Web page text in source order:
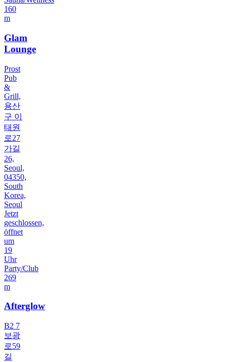
160
m
Glam
Lounge
Prost
Pub
&
Grill,
용산
구 이
태원
로27
가길
26,
Seoul,
04350,
South
Korea,
Seoul
Jetzt
geschlossen,
öffnet
um
19
Uhr
Party/Club
269
m
Afterglow
B2 7
보광
로59
길